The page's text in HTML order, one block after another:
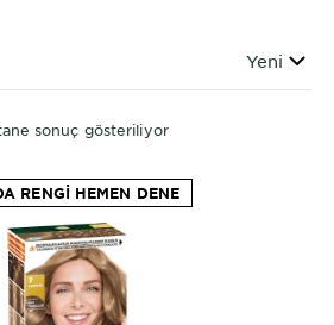
Sırala
Yeni
sonuç gösteriliyor
RENGI HEMEN DENE